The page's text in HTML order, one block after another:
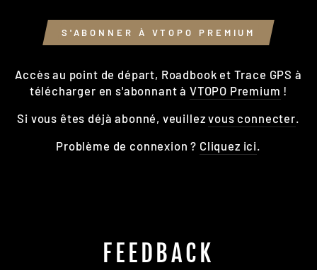
S'ABONNER À VTOPO PREMIUM
Accès au point de départ, Roadbook et Trace GPS à
télécharger en s'abonnant à VTOPO Premium !
Si vous êtes déjà abonné, veuillezvous connecter
Problème de connexion ? Cliquez ici
FEEDBACK